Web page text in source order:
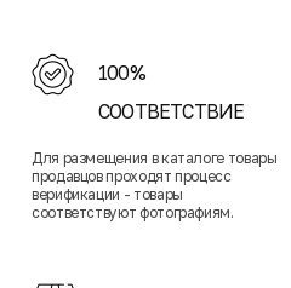
100%
СООТВЕТСТВИЕ
Для размещения в каталоге товары
продавцов проходят процесс
верификации - товары
соответствуют фотографиям.